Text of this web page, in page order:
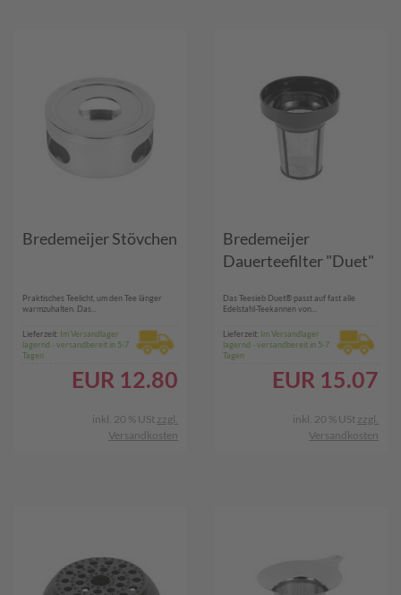
Bredemeijer Stövchen
Praktisches Teelicht, um den Tee länger
warmzuhalten. Das...
Lieferzeit: Im Versandlager
lagernd - versandbereit in 5-7
Tagen
EUR 12.80
inkl. 20 % USt zzgl.
Versandkosten
Bredemeijer
Dauerteefilter "Duet"
Das Teesieb Duet® passt auf fast alle
Edelstahl-Teekannen von...
Lieferzeit: Im Versandlager
lagernd - versandbereit in 5-7
Tagen
EUR 15.07
inkl. 20 % USt zzgl.
Versandkosten